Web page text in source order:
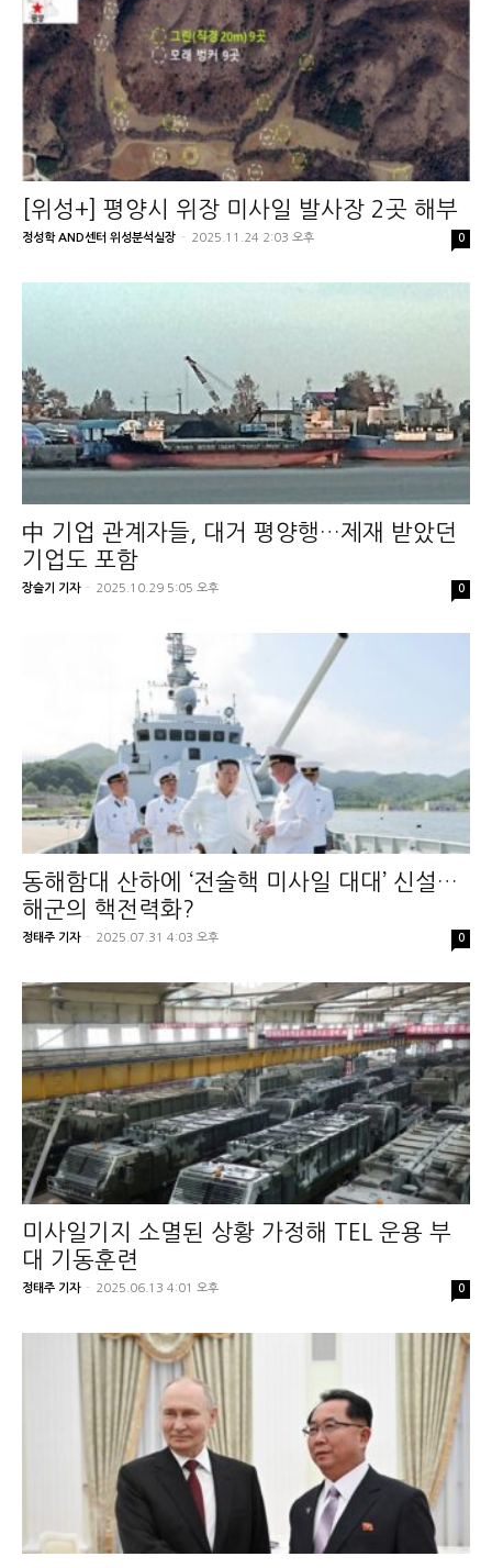
[위성+] 평양시 위장 미사일 발사장 2곳 해부
정성학 AND센터 위성분석실장 - 2025.11.24 2:03 오후 0
中 기업 관계자들, 대거 평양행…제재 받았던
기업도 포함
장슬기 기자 - 2025.10.29 5:05 오후 0
동해함대 산하에 ‘전술핵 미사일 대대’ 신설…
해군의 핵전력화?
정태주 기자 - 2025.07.31 4:03 오후 0
미사일기지 소멸된 상황 가정해 TEL 운용 부
대 기동훈련
정태주 기자 - 2025.06.13 4:01 오후 0